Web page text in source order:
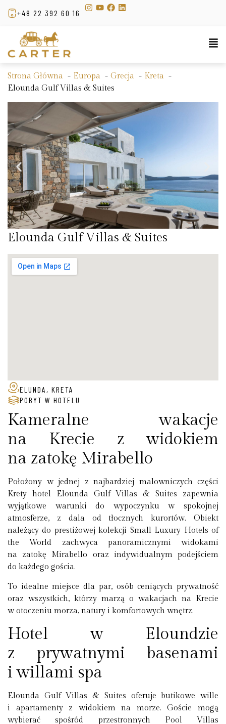
+48 22 392 60 16
Strona Główna Europa Grecja
Kreta
Elounda Gulf Villas & Suites
Elounda Gulf Villas & Suites
ELUNDA, KRETA
POBYT W HOTELU
Kameralne wakacje
na Krecie z widokiem
na zatokę Mirabello
Położony w jednej z najbardziej malowniczych części
Krety hotel Elounda Gulf Villas & Suites zapewnia
wyjątkowe warunki do wypoczynku w spokojnej
atmosferze, z dala od tłocznych kurortów. Obiekt
należący do prestiżowej kolekcji Small Luxury Hotels of
the World zachwyca panoramicznymi widokami
na zatokę Mirabello oraz indywidualnym podejściem
do każdego gościa.
To idealne miejsce dla par, osób ceniących prywatność
oraz wszystkich, którzy marzą o wakacjach na Krecie
w otoczeniu morza, natury i komfortowych wnętrz.
Hotel w Eloundzie
z prywatnymi basenami
i willami spa
Elounda Gulf Villas & Suites oferuje butikowe wille
i apartamenty z widokiem na morze. Goście mogą
wybierać spośród przestronnych Pool Villas